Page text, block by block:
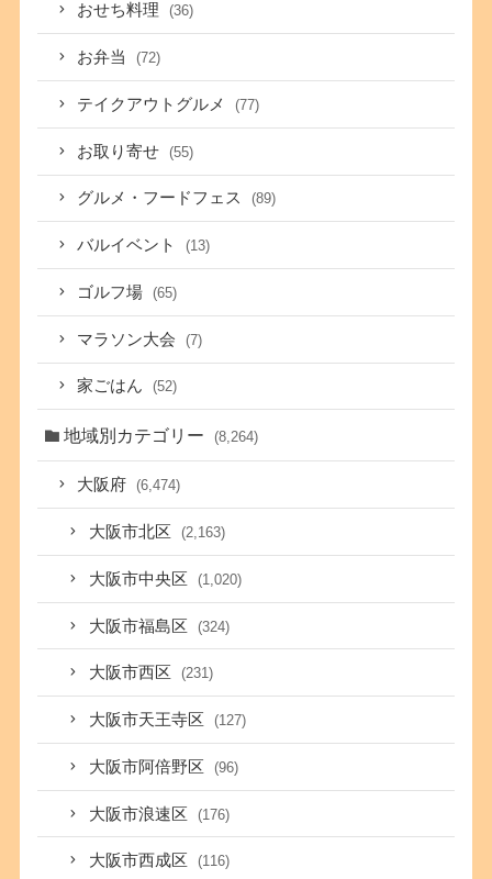
おせち料理 (36)
お弁当 (72)
テイクアウトグルメ (77)
お取り寄せ (55)
グルメ・フードフェス (89)
バルイベント (13)
ゴルフ場 (65)
マラソン大会 (7)
家ごはん (52)
地域別カテゴリー (8,264)
大阪府 (6,474)
大阪市北区 (2,163)
大阪市中央区 (1,020)
大阪市福島区 (324)
大阪市西区 (231)
大阪市天王寺区 (127)
大阪市阿倍野区 (96)
大阪市浪速区 (176)
大阪市西成区 (116)